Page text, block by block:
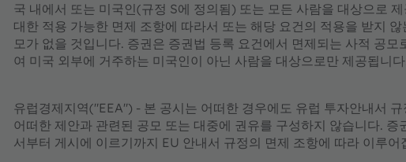
국 내에서 또는 미국인(규정 S에 정의됨) 또는 모든 사람을 대상으로
대한 적용 가능한 면제 조항에 따라서 또는 해당 요건의 적용을 받지
모가 없을 것입니다. 증권은 증권법 등록 요건에서 면제되는 사적 공
여 미국 외부에 거주하는 미국인이 아닌 사람을 대상으로만 제공됩니
유럽경제지역("EEA") - 본 공시는 어떠한 경우에도 유럽 투자안내서
어떠한 제안과 관련된 공모 또는 대중에 권유를 구성하지 않습니다.
서부터 게시에 이르기까지 EU 안내서 규정의 면제 조항에 따라 이루어